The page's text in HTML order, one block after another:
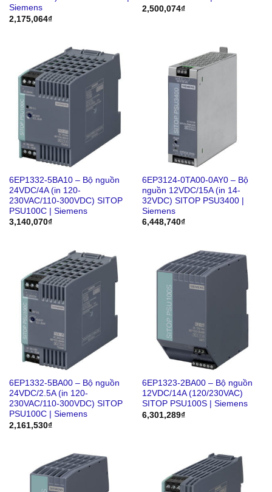
Siemens
2,175,064₫
2,500,074₫
6EP1332-5BA10 – Bộ nguồn
24VDC/4A (in 120-
230VAC/110-300VDC) SITOP
PSU100C | Siemens
3,140,070₫
6EP3124-0TA00-0AY0 – Bộ
nguồn 12VDC/15A (in 14-
32VDC) SITOP PSU3400 |
Siemens
6,448,740₫
6EP1332-5BA00 – Bộ nguồn
24VDC/2.5A (in 120-
230VAC/110-300VDC) SITOP
PSU100C | Siemens
2,161,530₫
6EP1323-2BA00 – Bộ nguồn
12VDC/14A (120/230VAC)
SITOP PSU100S | Siemens
6,301,289₫